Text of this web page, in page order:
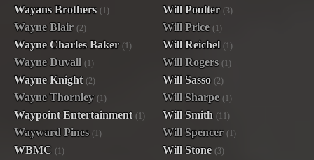
Wayans Brothers (1)
Wayne Blair (2)
Wayne Charles Baker (1)
Wayne Duvall (1)
Wayne Knight (2)
Wayne Thornley (1)
Waypoint Entertainment (1)
Wayward Pines (1)
WBMC (1)
Will Poulter (3)
Will Price (1)
Will Reichel (1)
Will Rogers (1)
Will Sasso (2)
Will Sharpe (1)
Will Smith (11)
Will Spencer (1)
Will Stone (3)